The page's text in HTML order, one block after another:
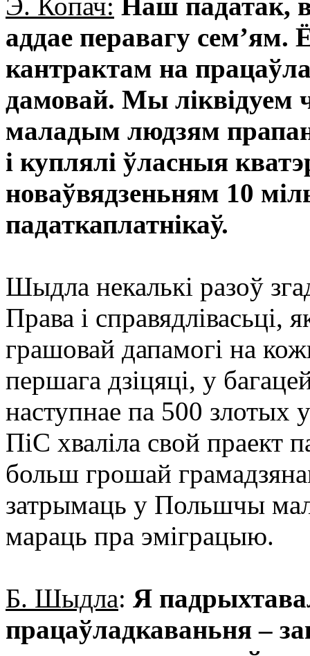
аддае перавагу
кантрактам на
дамовай. Мы ліквідуем
маладым людзям
і куплялі ўласныя
новаўвядзеньням 10
падаткаплатнікаў.
Шыдла некалькі разоў
Права і справядлівасьці,
грашовай дапамогі на
першага дзіцяці, у
наступнае па 500 злотых
ПіС хваліла свой праект
больш грошай
затрымаць у Польшчы
мараць пра эміграцыю.
Б. Шыдла: Я
працаўладкаваньня –